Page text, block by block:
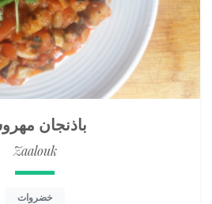
باذنجان
Zaalouk
خضروات